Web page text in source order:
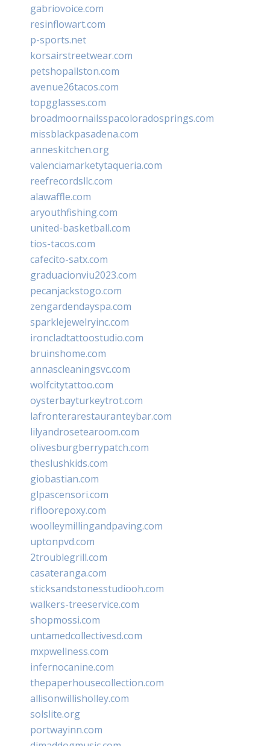
gabriovoice.com
resinflowart.com
p-sports.net
korsairstreetwear.com
petshopallston.com
avenue26tacos.com
topgglasses.com
broadmoornailsspacoloradosprings.com
missblackpasadena.com
anneskitchen.org
valenciamarketytaqueria.com
reefrecordsllc.com
alawaffle.com
aryouthfishing.com
united-basketball.com
tios-tacos.com
cafecito-satx.com
graduacionviu2023.com
pecanjackstogo.com
zengardendayspa.com
sparklejewelryinc.com
ironcladtattoostudio.com
bruinshome.com
annascleaningsvc.com
wolfcitytattoo.com
oysterbayturkeytrot.com
lafronterarestauranteybar.com
lilyandrosetearoom.com
olivesburgberrypatch.com
theslushkids.com
giobastian.com
glpascensori.com
rifloorepoxy.com
woolleymillingandpaving.com
uptonpvd.com
2troublegrill.com
casateranga.com
sticksandstonesstudiooh.com
walkers-treeservice.com
shopmossi.com
untamedcollectivesd.com
mxpwellness.com
infernocanine.com
thepaperhousecollection.com
allisonwillisholley.com
solslite.org
portwayinn.com